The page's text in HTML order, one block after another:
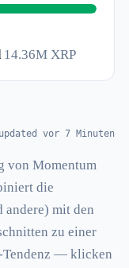
14.36M XRP
vor 7 Minuten
von Momentum
die
andere) mit den
zu einer
Tendenz — klicken